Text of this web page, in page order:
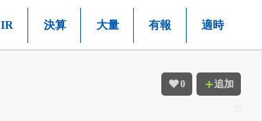
IR 決算 大量 有報 適時
0 追加